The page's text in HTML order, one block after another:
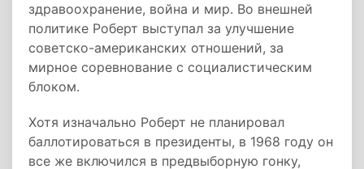
здравоохранение, война и мир. Во внешней
политике Роберт выступал за улучшение
советско-американских отношений, за
мирное соревнование с социалистическим
блоком.
Хотя изначально Роберт не планировал
баллотироваться в президенты, в 1968 году он
все же включился в предвыборную гонку,